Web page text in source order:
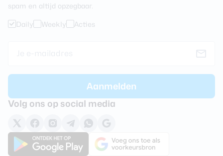
spam en altijd opzegbaar.
Daily Weekly Acties
Volg ons op social media